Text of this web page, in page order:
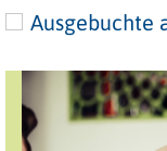
Ausgebuchte